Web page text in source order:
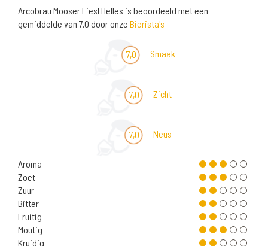
Arcobrau Mooser Liesl Helles is beoordeeld met een
gemiddelde van 7,0 door onze Bierista's
7,0 Smaak
7,0 Zicht
7,0 Neus
Aroma
Zoet
Zuur
Bitter
Fruitig
Moutig
Kruidig